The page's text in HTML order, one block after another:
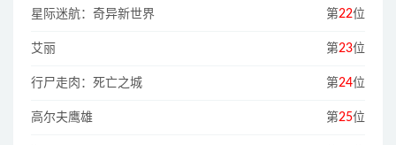
星际迷航：奇异新世界 第22位
艾丽 第23位
行尸走肉：死亡之城 第24位
高尔夫鹰雄 第25位